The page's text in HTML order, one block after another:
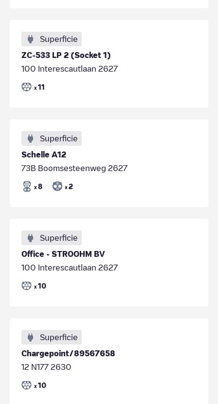
Superficie
ZC-533 LP 2 (Socket 1)
100 Interescautlaan 2627
x 11
Superficie
Schelle A12
73B Boomsesteenweg 2627
x 8 x 2
Superficie
Office - STROOHM BV
100 Interescautlaan 2627
x 10
Superficie
Chargepoint/89567658
12 N177 2630
x 10